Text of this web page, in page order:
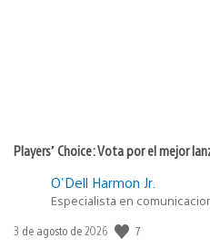
Players’ Choice: Vota por el mejor
O'Dell Harmon Jr.
Especialista en
Fecha
3 de agosto de 2026 7